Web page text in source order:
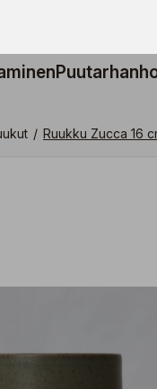
/ Ruukku Zucca 16